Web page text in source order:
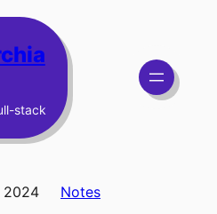
stack
2024 Notes